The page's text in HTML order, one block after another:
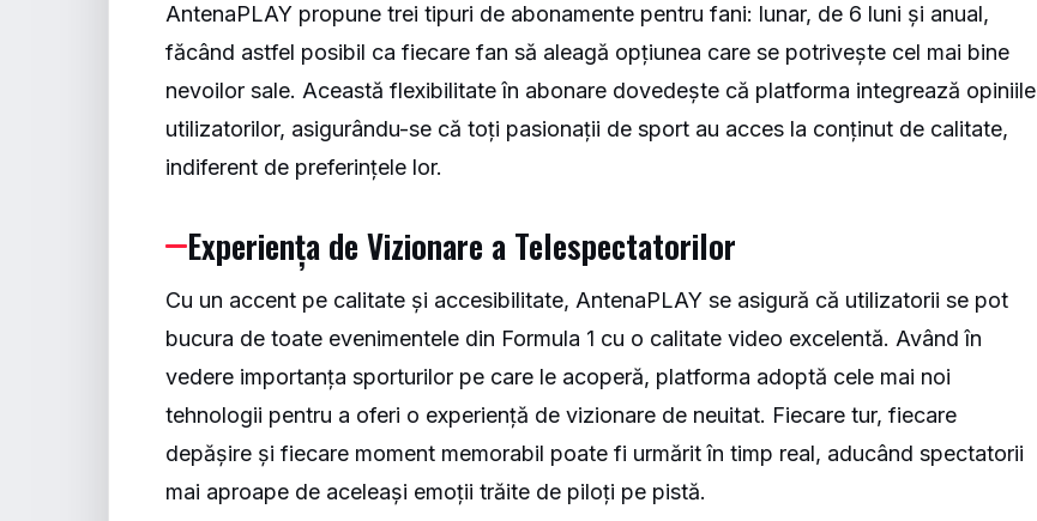
AntenaPLAY propune trei tipuri de abonamente pentru fani: lunar, de 6 luni și anual,
făcând astfel posibil ca fiecare fan să aleagă opțiunea care se potrivește cel mai bine
nevoilor sale. Această flexibilitate în abonare dovedește că platforma integrează opiniile
utilizatorilor, asigurându-se că toți pasionații de sport au acces la conținut de calitate,
indiferent de preferințele lor.
Experiența de Vizionare a Telespectatorilor
Cu un accent pe calitate și accesibilitate, AntenaPLAY se asigură că utilizatorii se pot
bucura de toate evenimentele din Formula 1 cu o calitate video excelentă. Având în
vedere importanța sporturilor pe care le acoperă, platforma adoptă cele mai noi
tehnologii pentru a oferi o experiență de vizionare de neuitat. Fiecare tur, fiecare
depășire și fiecare moment memorabil poate fi urmărit în timp real, aducând spectatorii
mai aproape de aceleași emoții trăite de piloți pe pistă.